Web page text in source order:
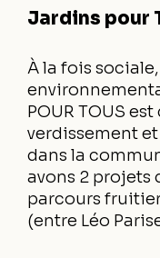
Jardins pour
À la fois
POUR TOUS
verdissement
dans la
avons 2 projets
parcours fruitier
(entre Léo